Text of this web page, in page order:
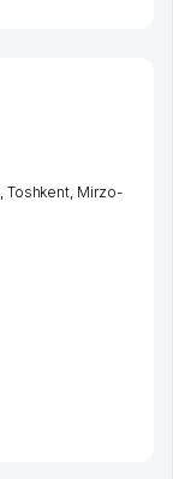
Toshkent Mirzo-